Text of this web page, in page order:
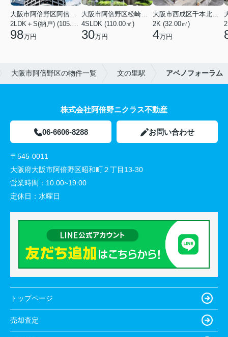
98万円
4SLDK (110.00㎡)
30万円
2K (32.00㎡)
4万円
大阪市阿倍野区の物件一覧 文の里駅 アベノフォーラム
株式会社阿倍野ニクラス不動産
06-6606-8288 お問い合わせ
〒545-0011
大阪府大阪市阿倍野区昭和町２丁目13-30
営業時間： 10:00~19:00
定休日： 水曜日
トップページ
売却査定